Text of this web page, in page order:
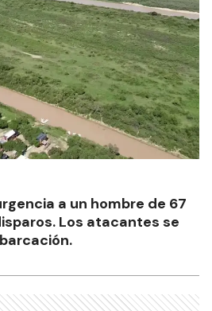
a un hombre de 67
Los atacantes se